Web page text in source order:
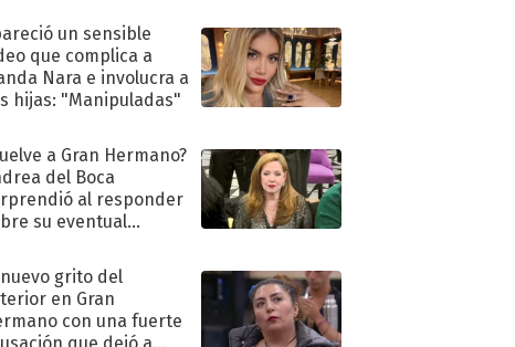
un sensible
que complica a
Nara e involucra a
hijas: "Manipuladas"
a Gran Hermano?
del Boca
al responder
su eventual
nuevo grito del
en Gran
con una fuerte